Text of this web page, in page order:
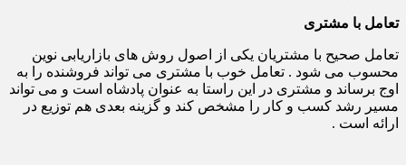
تعامل با مشتری
تعامل صحیح با مشتریان یکی از اصول روش های بازاریابی نوین
محسوب می شود . تعامل خوب با مشتری می تواند فروشنده را به
اوج برساند و مشتری در این راستا به عنوان پادشاه است و می تواند
مسیر رشد کسب و کار را مشخص کند و گزینه بعدی هم توزیع در
ارائه است .